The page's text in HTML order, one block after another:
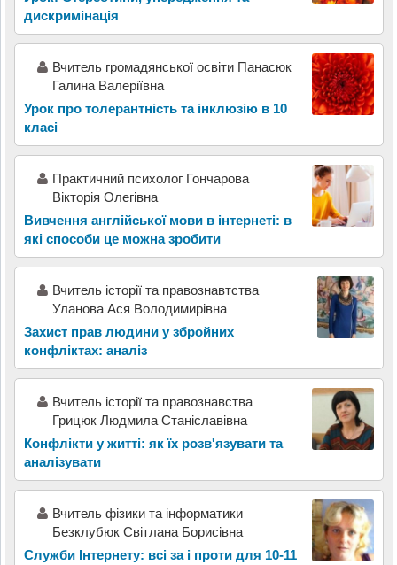
дискримінація
Вчитель громадянської освіти Панасюк
Галина Валеріївна
Урок про толерантність та інклюзію в 10
класі
Практичний психолог Гончарова
Вікторія Олегівна
Вивчення англійської мови в інтернеті: в
які способи це можна зробити
Вчитель історії та правознавтства
Уланова Ася Володимирівна
Захист прав людини у збройних
конфліктах: аналіз
Вчитель історії та правознавства
Грицюк Людмила Станіславівна
Конфлікти у житті: як їх розв'язувати та
аналізувати
Вчитель фізики та інформатики
Безклубюк Світлана Борисівна
Служби Інтернету: всі за і проти для 10-11